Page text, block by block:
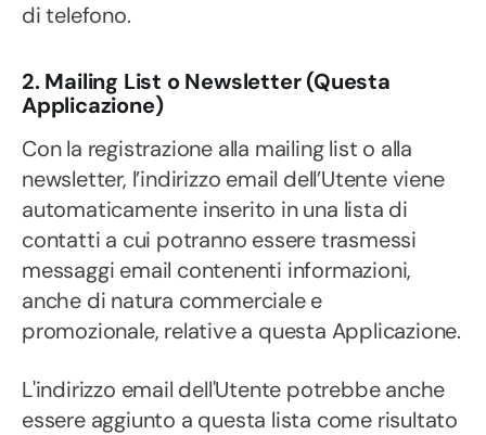
di telefono.
2. Mailing List o Newsletter (Questa
Applicazione)
Con la registrazione alla mailing list o alla
newsletter, l’indirizzo email dell’Utente viene
automaticamente inserito in una lista di
contatti a cui potranno essere trasmessi
messaggi email contenenti informazioni,
anche di natura commerciale e
promozionale, relative a questa Applicazione.
L'indirizzo email dell'Utente potrebbe anche
essere aggiunto a questa lista come risultato